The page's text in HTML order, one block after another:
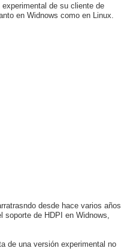
experimental de su cliente de
en Widnows como en Linux.
desde hace varios años,
de HDPI en Widnows,
de una versión experimental no